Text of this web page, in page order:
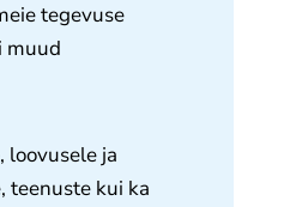
tegevuse
muud
loovusele ja
teenuste kui ka